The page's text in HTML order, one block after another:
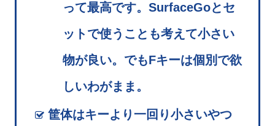
って最高です。SurfaceGoとセ
ットで使うことも考えて小さい
物が良い。でもFキーは個別で欲
しいわがまま。
筐体はキーより一回り小さいやつ